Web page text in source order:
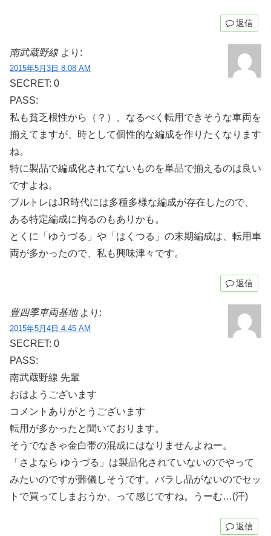
返信
南武蔵野線 より:
2015年5月3日 8:08 AM
SECRET: 0
PASS:
私も貧乏根性から（？）、なるべく転用できそうな車両を
揃えてますが、時として個性的な編成を作りたくなります
ね。
特に製品で編成化されてないものを単品で揃えるのは良い
ですよね。
ブルトレはJR時代には多種多様な編成が存在したので、
ある特定編成に拘るのもありかも。
とくに「ゆうづる」や「はくつる」の末期編成は、転用車
両が多かったので、私も興味津々です。
返信
豊四季車両基地 より:
2015年5月4日 4:45 AM
SECRET: 0
PASS:
南武蔵野線 先輩
おはようございます
コメントありがとうございます
転用が多かったと聞いております。
そうでなきゃ金白帯の混成にはなりませんよねー。
「さよなら ゆうづる」は製品化されていないのでやって
みたいのですが難儀しそうです。バラし品がないのでセッ
トで買ってしまおうか、って感じですね。うーむ…(汗)
返信